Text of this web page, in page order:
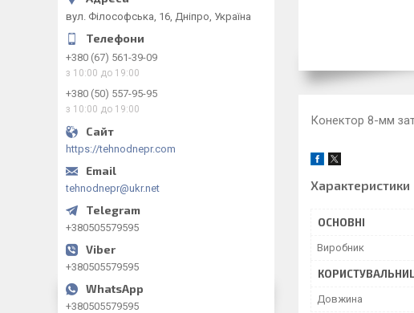
Конектор 8-мм
Характеристики
ОСНОВНІ
Виробник
Довжина
вул. Філософська, 16, Дніпро, Україна
+380 (67) 561-39-09
з 10:00 до 19:00
+380 (50) 557-95-95
з 10:00 до 19:00
https://tehnodnepr.com
tehnodnepr@ukr.net
+380505579595
+380505579595
+380505579595